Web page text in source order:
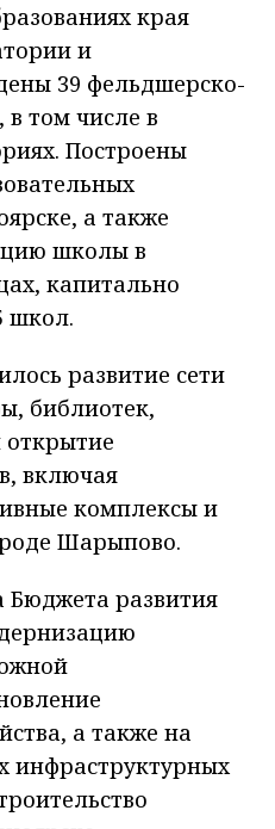
края
и
39 фельдшерско-
в том числе в
Построены
а также
школы в
капитально
школ.
развитие сети
библиотек,
открытие
включая
комплексы и
Шарыпово.
Бюджета развития
а также на
инфраструктурных